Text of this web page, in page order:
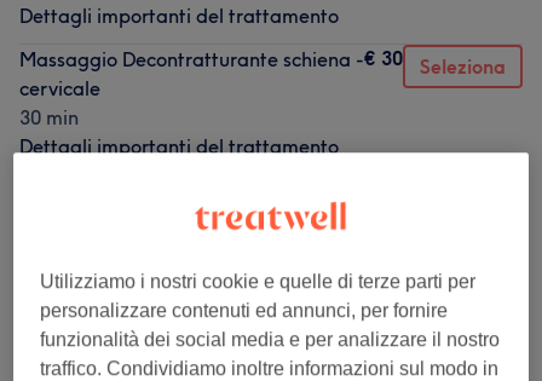
Dettagli importanti del trattamento
Massaggio Decontratturante schiena -
cervicale
30 min
Dettagli importanti del trattamento
€ 30 Seleziona
Non è quello che cercavi?
Sfoglia la lista dei servizi
Utilizziamo i nostri cookie e quelle di terze parti per
personalizzare contenuti ed annunci, per fornire
funzionalità dei social media e per analizzare il nostro
traffico. Condividiamo inoltre informazioni sul modo in